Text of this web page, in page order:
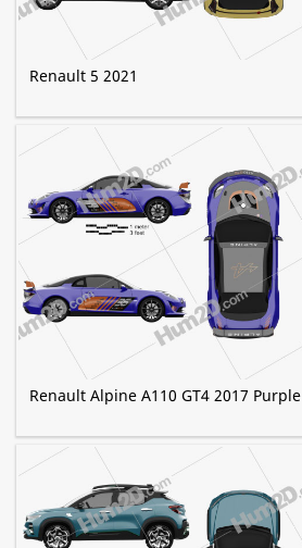
Renault 5 2021
Renault Alpine A110 GT4 2017 Purple